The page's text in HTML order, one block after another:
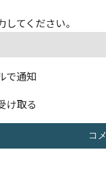
てください。
で通知
け取る